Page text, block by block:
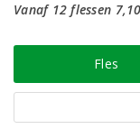
Vanaf 12 flessen
Fles